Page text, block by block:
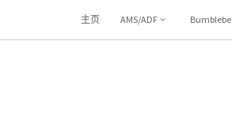
主页 AMS/ADF